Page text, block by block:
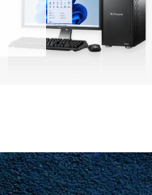
ク/パーツ別Windows 11| Copilot+ PC